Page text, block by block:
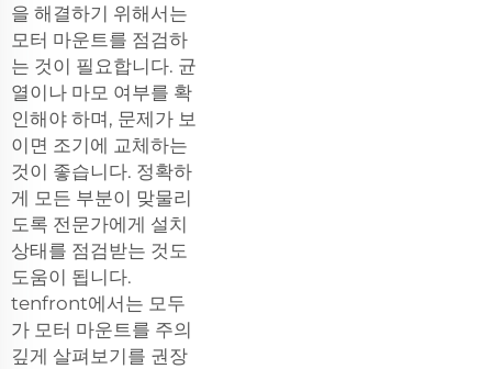
을 해결하기 위해서는
모터 마운트를 점검하
는 것이 필요합니다. 균
열이나 마모 여부를 확
인해야 하며, 문제가 보
이면 조기에 교체하는
것이 좋습니다. 정확하
게 모든 부분이 맞물리
도록 전문가에게 설치
상태를 점검받는 것도
도움이 됩니다.
tenfront에서는 모두
가 모터 마운트를 주의
깊게 살펴보기를 권장